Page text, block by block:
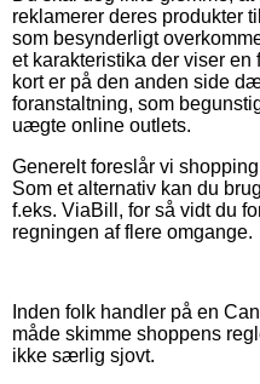
reklamerer deres produkter
som besynderligt
et karakteristika der viser en
kort er på den anden side
foranstaltning, som
uægte online outlets.
Generelt foreslår vi
Som et alternativ kan du
f.eks. ViaBill, for så vidt du
regningen af flere omgange.
Inden folk handler på en
måde skimme shoppens
ikke særlig sjovt.